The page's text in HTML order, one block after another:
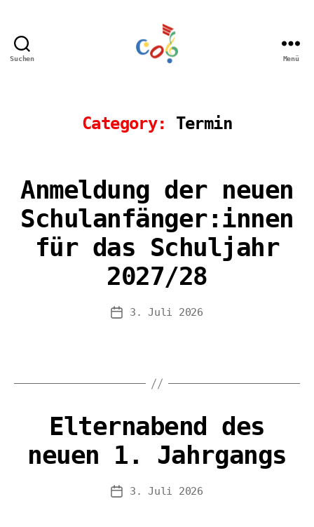
Suchen
Hamm
Menü
Category: Termin
Anmeldung der neuen
Schulanfänger:innen
für das Schuljahr
2027/28
Veröffentlichungsdatum
3. Juli 2026
Elternabend des
neuen 1. Jahrgangs
Veröffentlichungsdatum
3. Juli 2026